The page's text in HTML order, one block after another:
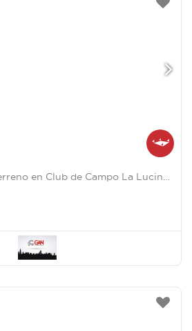
En Venta hermoso terreno en Club de Campo La Lucinda